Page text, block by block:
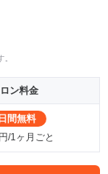
ン料金
間無料
/1ヶ月ごと